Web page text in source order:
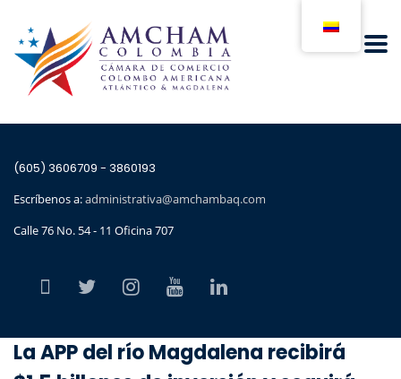
(605) 3606709 - 3860193
Escríbenos a:administrativa@amchambaq.com
Calle 76 No. 54 - 11 Oficina 707
La APP del río Magdalena recibirá